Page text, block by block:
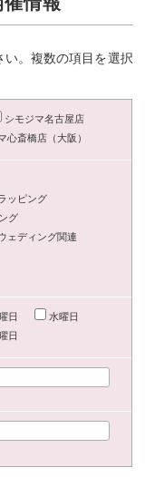
い。複数の項目を選択
シモジマ名古屋店
心斎橋店（大阪）
ッピング
グ
ェディング関連
日
水曜日
日